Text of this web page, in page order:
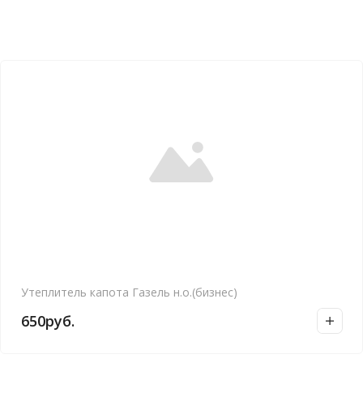
Утеплитель капота Газель н.о.(бизнес)
650руб.